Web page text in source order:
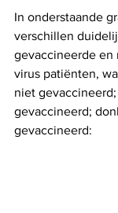
In onderstaande
verschillen
gevaccineerde en
virus patiënten,
niet
gevaccineerd;
gevaccineerd: